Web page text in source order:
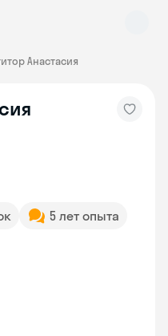
Анастасия
5 лет опыта